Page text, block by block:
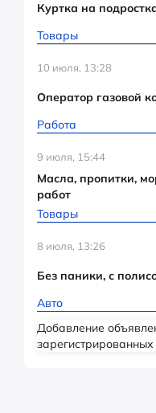
Куртка на
Товары
10 июля, 13:28
Оператор газовой
Работа
9 июля, 15:44
Масла, пропитки,
работ
Товары
8 июля, 13:26
Без паники, с
Авто
Добавление
зарегистрированных